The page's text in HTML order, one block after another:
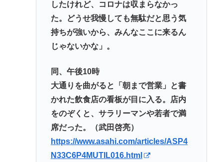
したけれど、コロナは収まらなかっ
た。どうせ我慢しても無駄だと思う気
持ちが強いから、みんなここに来るん
じゃないかな」。
同、午後10時
大通りを曲がると「朝まで営業」と書
かれた飲食店の看板が目に入る。店内
をのぞくと、サラリーマンや若者で満
席だった。（武田啓亮）
https://www.asahi.com/articles/ASP4
N33C6P4MUTIL016.html